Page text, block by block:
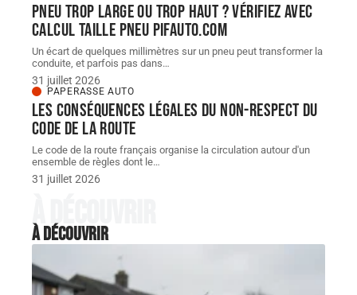
Pneu trop large ou trop haut ? Vérifiez avec
Calcul taille Pneu pifauto.com
Un écart de quelques millimètres sur un pneu peut transformer la
conduite, et parfois pas dans…
31 juillet 2026
PAPERASSE AUTO
Les conséquences légales du non-respect du
code de la route
Le code de la route français organise la circulation autour d'un
ensemble de règles dont le…
31 juillet 2026
À découvrir
À découvrir